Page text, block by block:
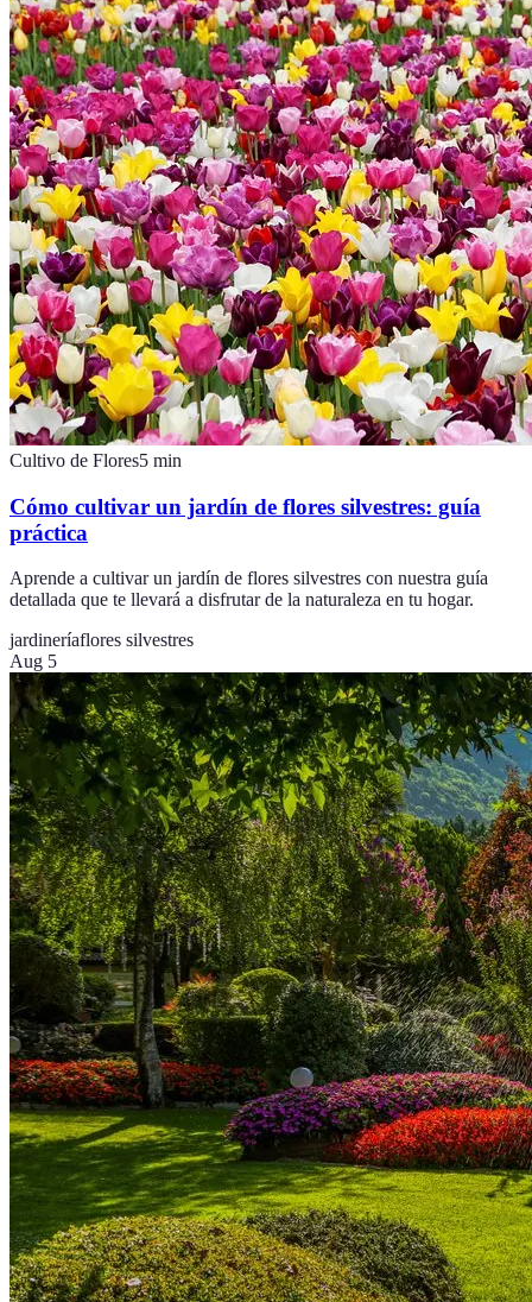
Cultivo de Flores5 min
Cómo cultivar un jardín de flores silvestres: guía
práctica
Aprende a cultivar un jardín de flores silvestres con nuestra guía
detallada que te llevará a disfrutar de la naturaleza en tu hogar.
jardineríaflores silvestres
Aug 5